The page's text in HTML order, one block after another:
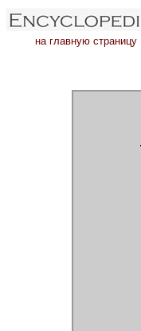
на главную страницу